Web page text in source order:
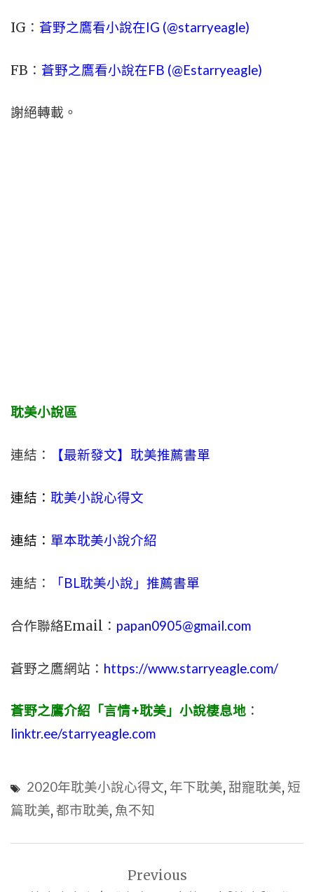
IG： 蒼野之鷹看小說在IG (@starryeagle)
FB： 蒼野之鷹看小說在FB (@Estarryeagle)
謝絕轉載。
耽美小說區
連結： 【最新發文】耽美推薦書單
連結： 耽美小說心得文
連結： 單本耽美小說介紹
連結： 「BL耽美小說」推薦書單
合作聯絡Email： papan0905@gmail.com
蒼野之鷹網站： https://www.starryeagle.com/
蒼野之鷹介紹「言情+耽美」小說棲息地 ：
linktr.ee/starryeagle.com
2020年耽美小說心得文, 年下耽美, 甜寵耽美, 短
篇耽美, 都市耽美, 魚不知
Previous